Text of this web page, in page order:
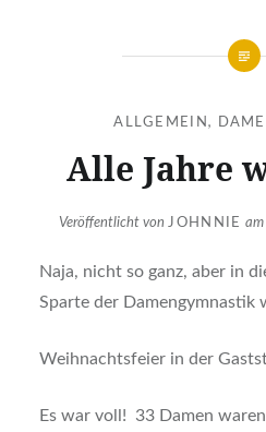
ALLGEMEIN ,
Alle Jahre
Veröffentlicht vonJOHNNIE am
Naja, nicht so ganz, aber in
Sparte der Damengymnastik
Weihnachtsfeier in der
Es war voll! 33 Damen